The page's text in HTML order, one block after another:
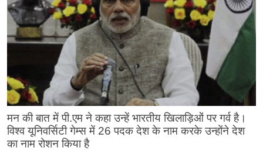
मन की बात में पी.एम ने कहा उन्हें भारतीय खिलाड़िओं पर गर्व है।
विश्व यूनिवर्सिटी गेम्स में 26 पदक देश के नाम करके उन्होंने देश
का नाम रोशन किया है